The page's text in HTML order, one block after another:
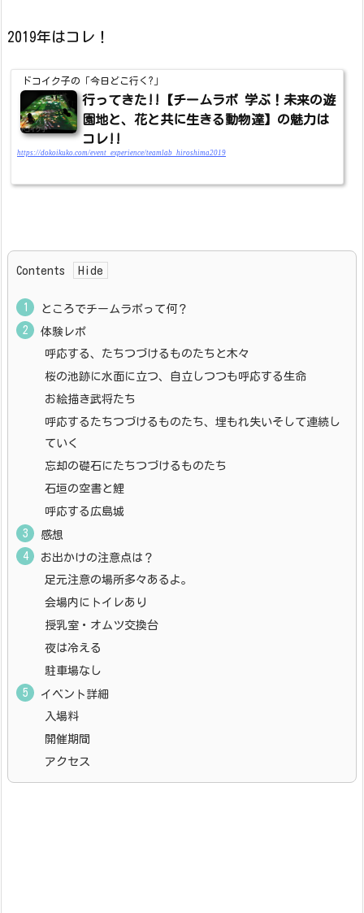
2019年はコレ！
ドコイク子の「今日どこ行く?」
行ってきた!!【チームラボ 学ぶ！未来の遊
園地と、花と共に生きる動物達】の魅力は
コレ!!
https://dokoikuko.com/event_experience/teamlab_hiroshima2019
Contents
ところでチームラボって何？
体験レポ
呼応する、たちつづけるものたちと木々
桜の池跡に水面に立つ、自立しつつも呼応する生命
お絵描き武将たち
呼応するたちつづけるものたち、埋もれ失いそして連続し
ていく
忘却の礎石にたちつづけるものたち
石垣の空書と鯉
呼応する広島城
感想
お出かけの注意点は？
足元注意の場所多々あるよ。
会場内にトイレあり
授乳室・オムツ交換台
夜は冷える
駐車場なし
イベント詳細
入場料
開催期間
アクセス